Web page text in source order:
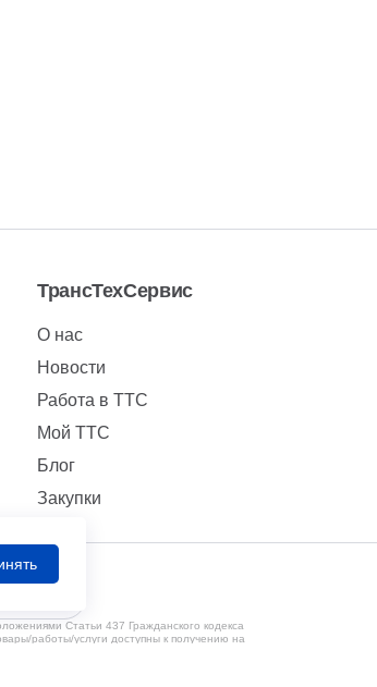
ТрансТехСервис
О нас
Новости
Работа в ТТС
Мой ТТС
Блог
Закупки
Статьи 437 Гражданского кодекса
работы/услуги доступны к получению на